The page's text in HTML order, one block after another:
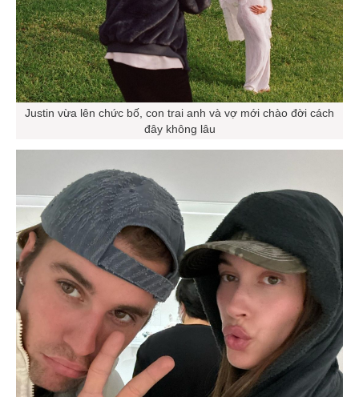
Justin vừa lên chức bố, con trai anh và vợ mới chào đời cách
đây không lâu